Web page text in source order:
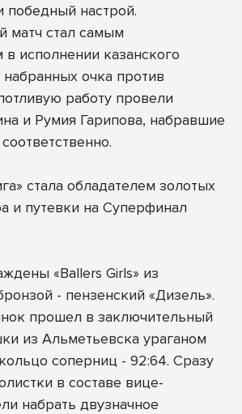
победный настрой.
матч стал самым
в исполнении казанского
очка против
работу провели
и Румия Гарипова, набравшие
стала обладателем золотых
и путевки на Суперфинал
«Ballers Girls» из
- пензенский «Дизель».
прошел в заключительный
из Альметьевска ураганом
соперниц - 92:64. Сразу
в составе вице-
набрать двузначное